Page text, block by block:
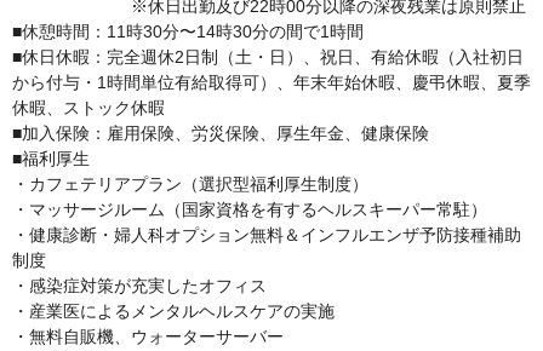
※休日出勤及び22時00分以降の深夜残業は原則禁止
■休憩時間：11時30分〜14時30分の間で1時間
■休日休暇：完全週休2日制（土・日）、祝日、有給休暇（入社初日
から付与・1時間単位有給取得可）、年末年始休暇、慶弔休暇、夏季
休暇、ストック休暇
■加入保険：雇用保険、労災保険、厚生年金、健康保険
■福利厚生
・カフェテリアプラン（選択型福利厚生制度）
・マッサージルーム（国家資格を有するヘルスキーパー常駐）
・健康診断・婦人科オプション無料＆インフルエンザ予防接種補助
制度
・感染症対策が充実したオフィス
・産業医によるメンタルヘルスケアの実施
・無料自販機、ウォーターサーバー